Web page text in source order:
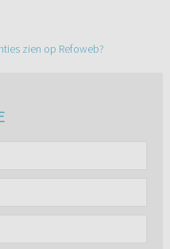
zien op Refoweb?